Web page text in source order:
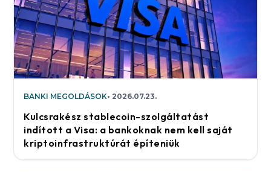
BANKI MEGOLDÁSOK 2026.07.23.
Kulcsrakész stablecoin-szolgáltatást
indított a Visa: a bankoknak nem kell saját
kriptoinfrastruktúrát építeniük